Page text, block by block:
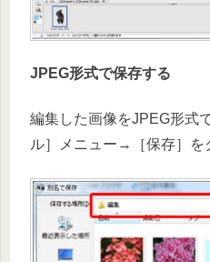
JPEG形式で保存する
編集した画像をJPEG形式
ル］メニュー→［保存］を